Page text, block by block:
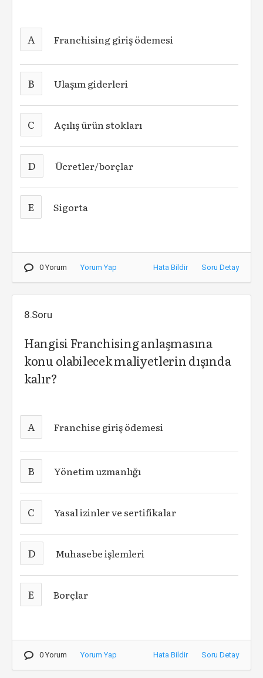
A Franchising giriş ödemesi
B Ulaşım giderleri
C Açılış ürün stokları
D Ücretler/borçlar
E Sigorta
0 Yorum Yorum Yap Hata Bildir Soru Detay
8.Soru
Hangisi Franchising anlaşmasına
konu olabilecek maliyetlerin dışında
kalır?
A Franchise giriş ödemesi
B Yönetim uzmanlığı
C Yasal izinler ve sertifikalar
D Muhasebe işlemleri
E Borçlar
0 Yorum Yorum Yap Hata Bildir Soru Detay